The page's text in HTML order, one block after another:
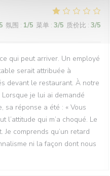
氛围 : 1/5 菜单 : 3/5 质价比 : 3/5
qui peut arriver. Un employé
serait attribuée à
devant le restaurant. À notre
je lui ai demandé
sa réponse a été : « Vous
l’attitude qui m’a choqué. Le
comprends qu’un retard
ni la façon dont nous